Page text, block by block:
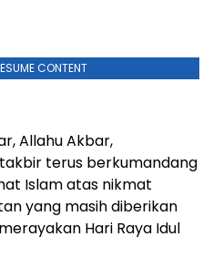
CONTENT
Allahu Akbar,
terus berkumandang
Islam atas nikmat
yang masih diberikan
Hari Raya Idul